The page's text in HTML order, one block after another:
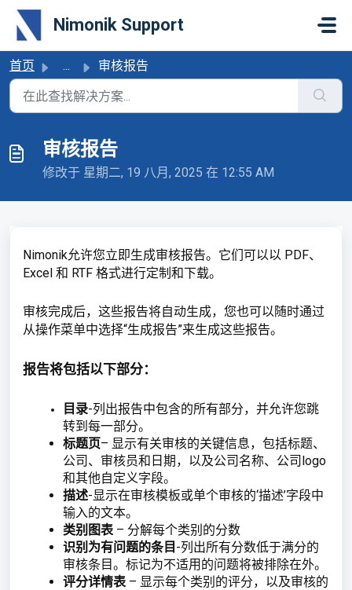
跳过至主要内容
Nimonik Support
首页 ... 审核报告
审核报告
修改于 星期二, 19 八月, 2025 在 12:55 AM
Nimonik允许您立即生成审核报告。它们可以以 PDF、
Excel 和 RTF 格式进行定制和下载。
审核完成后，这些报告将自动生成，您也可以随时通过
从操作菜单中选择“生成报告”来生成这些报告。
报告将包括以下部分：
目录-列出报告中包含的所有部分，并允许您跳
转到每一部分。
标题页– 显示有关审核的关键信息，包括标题、
公司、审核员和日期，以及公司名称、公司logo
和其他自定义字段。
描述-显示在审核模板或单个审核的‘描述’字段中
输入的文本。
类别图表 – 分解每个类别的分数
识别为有问题的条目 -列出所有分数低于满分的
审核条目。标记为不适用的问题将被排除在外。
评分详情表 – 显示每个类别的评分，以及审核的